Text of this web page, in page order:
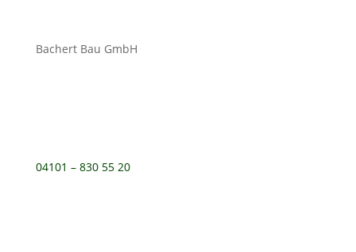
Bachert Bau GmbH
04101 – 830 55 20